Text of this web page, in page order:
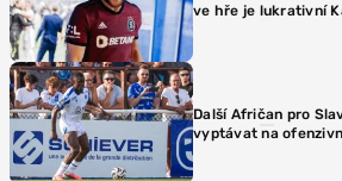
ve hře je lukrativní
Další Afričan pro
vyptávat na